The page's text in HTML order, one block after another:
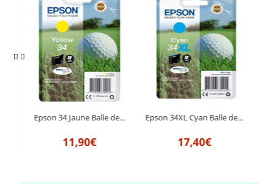
Epson 34 Jaune Balle de...
11,90€
Epson 34XL Cyan Balle de...
17,40€